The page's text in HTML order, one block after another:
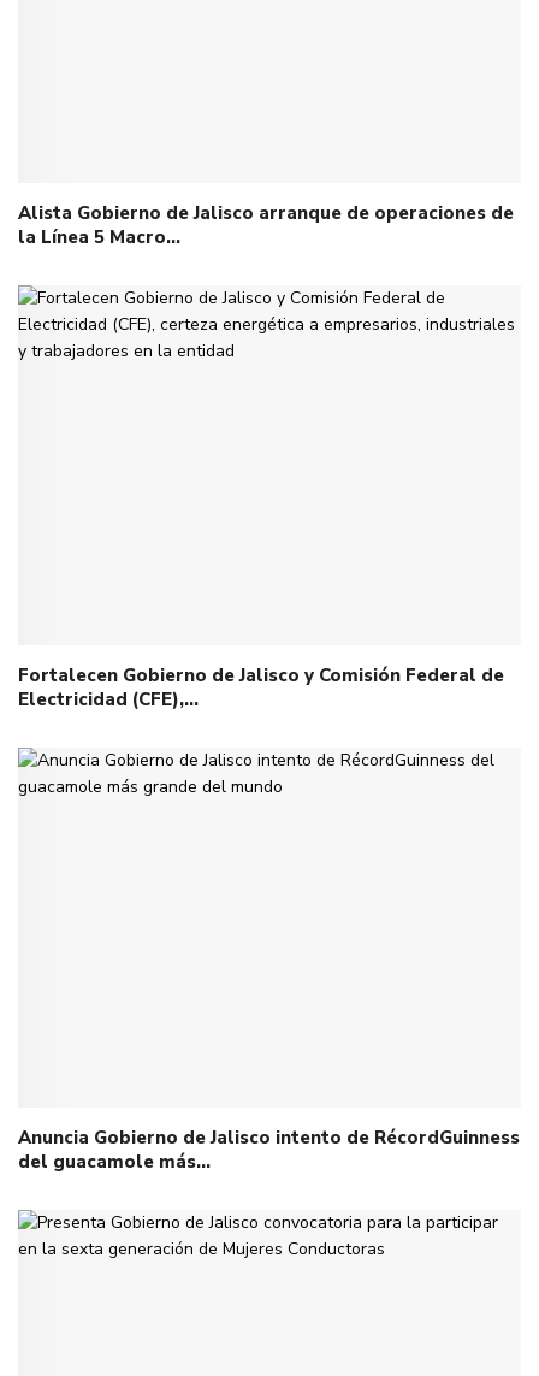
Alista Gobierno de Jalisco arranque de operaciones de
la Línea 5 Macro…
Fortalecen Gobierno de Jalisco y Comisión Federal de
Electricidad (CFE),…
Anuncia Gobierno de Jalisco intento de RécordGuinness
del guacamole más…